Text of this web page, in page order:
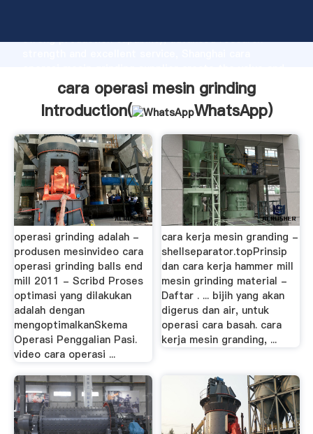
strong production capability, advanced research
bring values to all of customers.
cara operasi mesin grinding
Introduction(
WhatsApp)
operasi grinding adalah -
produsen mesinvideo cara
operasi grinding balls end
mill 2011 - Scribd Proses
optimasi yang dilakukan
adalah dengan
mengoptimalkanSkema
Operasi Penggalian Pasi.
video cara operasi ...
cara kerja mesin granding -
shellseparator.topPrinsip
dan cara kerja hammer mill
mesin grinding material -
Daftar . ... bijih yang akan
digerus dan air, untuk
operasi cara basah. cara
kerja mesin granding, ...